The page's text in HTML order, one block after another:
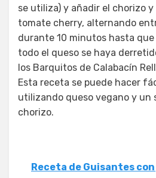
se utiliza) y añadir el chorizo
tomate cherry, alternando
durante 10 minutos hasta
todo el queso se haya
los Barquitos de Calabacín
Esta receta se puede hacer
utilizando queso vegano y
chorizo.
Receta de Guisantes